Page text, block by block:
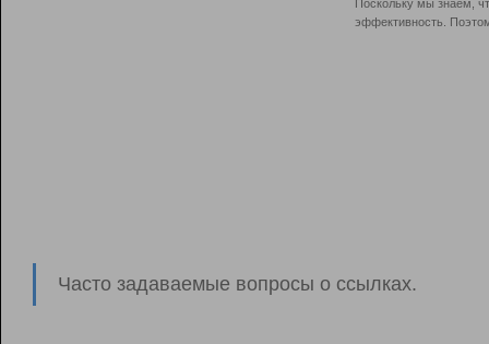
Поскольку мы знаем,
эффективность.
Часто задаваемые вопросы о ссылках.